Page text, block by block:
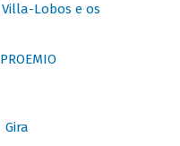
Villa-Lobos e os
Gira